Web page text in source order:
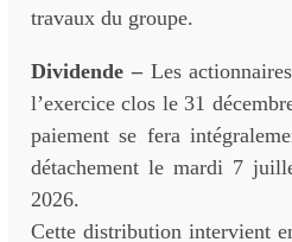
travaux du groupe.
Dividende –Les
l’exercice clos le 31
paiement se fera
détachement le mardi 7
2026.
Cette distribution intervient